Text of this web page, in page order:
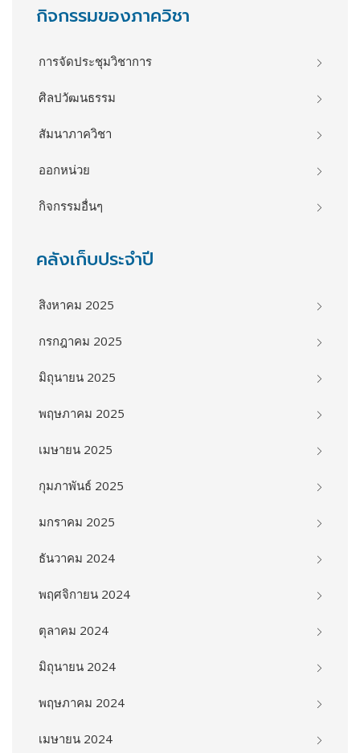
กิจกรรมของภาควิชา
การจัดประชุมวิชาการ
ศิลปวัฒนธรรม
สัมนาภาควิชา
ออกหน่วย
กิจกรรมอื่นๆ
คลังเก็บประจำปี
สิงหาคม 2025
กรกฎาคม 2025
มิถุนายน 2025
พฤษภาคม 2025
เมษายน 2025
กุมภาพันธ์ 2025
มกราคม 2025
ธันวาคม 2024
พฤศจิกายน 2024
ตุลาคม 2024
มิถุนายน 2024
พฤษภาคม 2024
เมษายน 2024